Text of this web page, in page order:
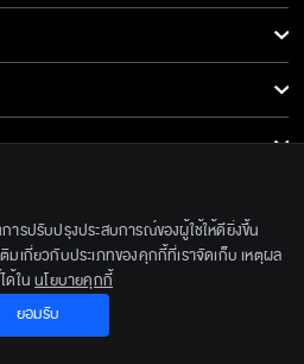
วย
กนามบัตรอีกแล้ว แจกแล้วแจกอีก
Co.,Ltd. All Rights Reserved.
BECi Corporation Ltd.
ารปรับปรุงประสบการณ์ของผู้ใช้ให้ดียิ่งขึ้น
มเกี่ยวกับประเภทของคุกกี้ที่เราจัดเก็บ เหตุผล
ด้ใน นโยบายคุกกี้
ยอมรับ